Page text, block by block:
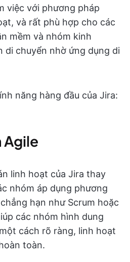
việc với phương pháp
và rất phù hợp cho các
mềm và nhóm kinh
di chuyển nhờ ứng dụng di
năng hàng đầu của Jira:
Agile
linh hoạt của Jira thay
nhóm áp dụng phương
hạn như Scrum hoặc
các nhóm hình dung
cách rõ ràng, linh hoạt
toàn.